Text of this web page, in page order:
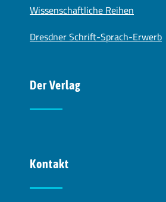
Wissenschaftliche Reihen
Dresdner Schrift-Sprach-Erwerb
Der Verlag
Kontakt